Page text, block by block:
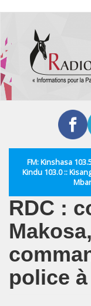
contenu
principal
FM: Kinshasa
Kindu 103.0 ::
RDC :
police